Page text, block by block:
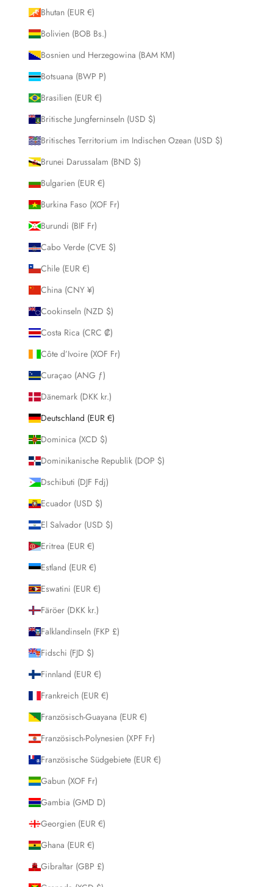
Bhutan (EUR €)
Bolivien (BOB Bs.)
Bosnien und Herzegowina (BAM КМ)
Botsuana (BWP P)
Brasilien (EUR €)
Britische Jungferninseln (USD $)
Britisches Territorium im Indischen Ozean (USD $)
Brunei Darussalam (BND $)
Bulgarien (EUR €)
Burkina Faso (XOF Fr)
Burundi (BIF Fr)
Cabo Verde (CVE $)
Chile (EUR €)
China (CNY ¥)
Cookinseln (NZD $)
Costa Rica (CRC ₡)
Côte d’Ivoire (XOF Fr)
Curaçao (ANG ƒ)
Dänemark (DKK kr.)
Deutschland (EUR €)
Dominica (XCD $)
Dominikanische Republik (DOP $)
Dschibuti (DJF Fdj)
Ecuador (USD $)
El Salvador (USD $)
Eritrea (EUR €)
Estland (EUR €)
Eswatini (EUR €)
Färöer (DKK kr.)
Falklandinseln (FKP £)
Fidschi (FJD $)
Finnland (EUR €)
Frankreich (EUR €)
Französisch-Guayana (EUR €)
Französisch-Polynesien (XPF Fr)
Französische Südgebiete (EUR €)
Gabun (XOF Fr)
Gambia (GMD D)
Georgien (EUR €)
Ghana (EUR €)
Gibraltar (GBP £)